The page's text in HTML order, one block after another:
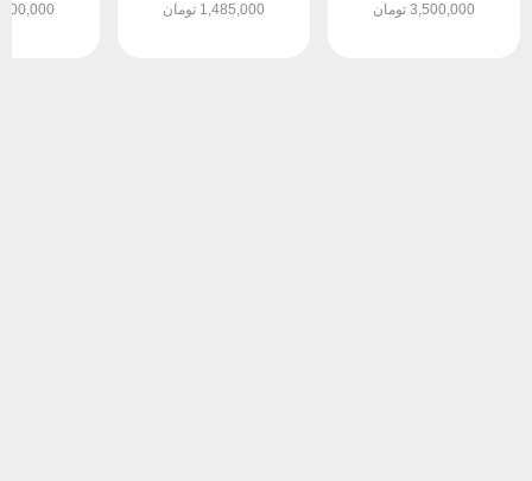
تومان 3,500,000 تومان 1,485,000